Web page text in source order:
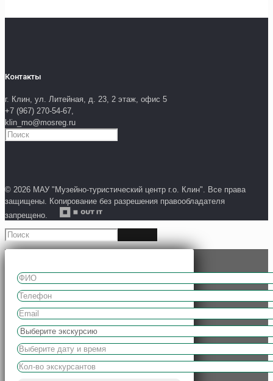
Контакты
г. Клин, ул. Литейная, д. 23, 2 этаж, офис 5
+7 (967) 270-54-67,
klin_mo@mosreg.ru
© 2026 МАУ "Музейно-туристический центр г.о. Клин". Все права
защищены. Копирование без разрешения правообладателя
запрещено.